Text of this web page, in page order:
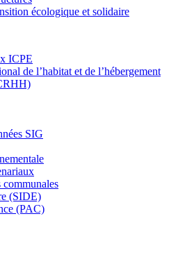
écologique et solidaire
ICPE
de l’habitat et de l’hébergement
SIG
communales
(SIDE)
(PAC)